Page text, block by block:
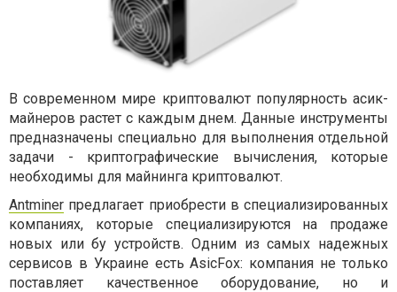
В современном мире криптовалют популярность асик-
майнеров растет с каждым днем. Данные инструменты
предназначены специально для выполнения отдельной
задачи - криптографические вычисления, которые
необходимы для майнинга криптовалют.
Antminer предлагает приобрести в специализированных
компаниях, которые специализируются на продаже
новых или бу устройств. Одним из самых надежных
сервисов в Украине есть AsicFox: компания не только
поставляет качественное оборудование, но и